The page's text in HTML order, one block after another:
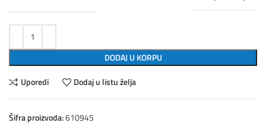
DODAJ U KORPU
Uporedi
Dodaj u listu želja
Šifra proizvoda:610945